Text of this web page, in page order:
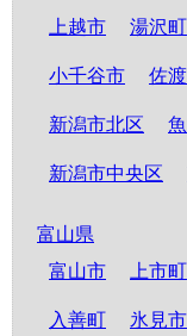
上越市 湯沢町
小千谷市 佐
新潟市北区
新潟市中央区
富山県
富山市
上市町
入善町 氷見市